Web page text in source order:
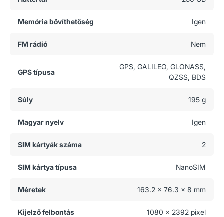
Memória bővíthetőség Igen
FM rádió Nem
GPS típusa
GPS, GALILEO, GLONASS,
QZSS, BDS
Súly 195 g
Magyar nyelv Igen
SIM kártyák száma 2
SIM kártya típusa NanoSIM
Méretek 163.2 x 76.3 x 8 mm
Kijelző felbontás 1080 x 2392 pixel